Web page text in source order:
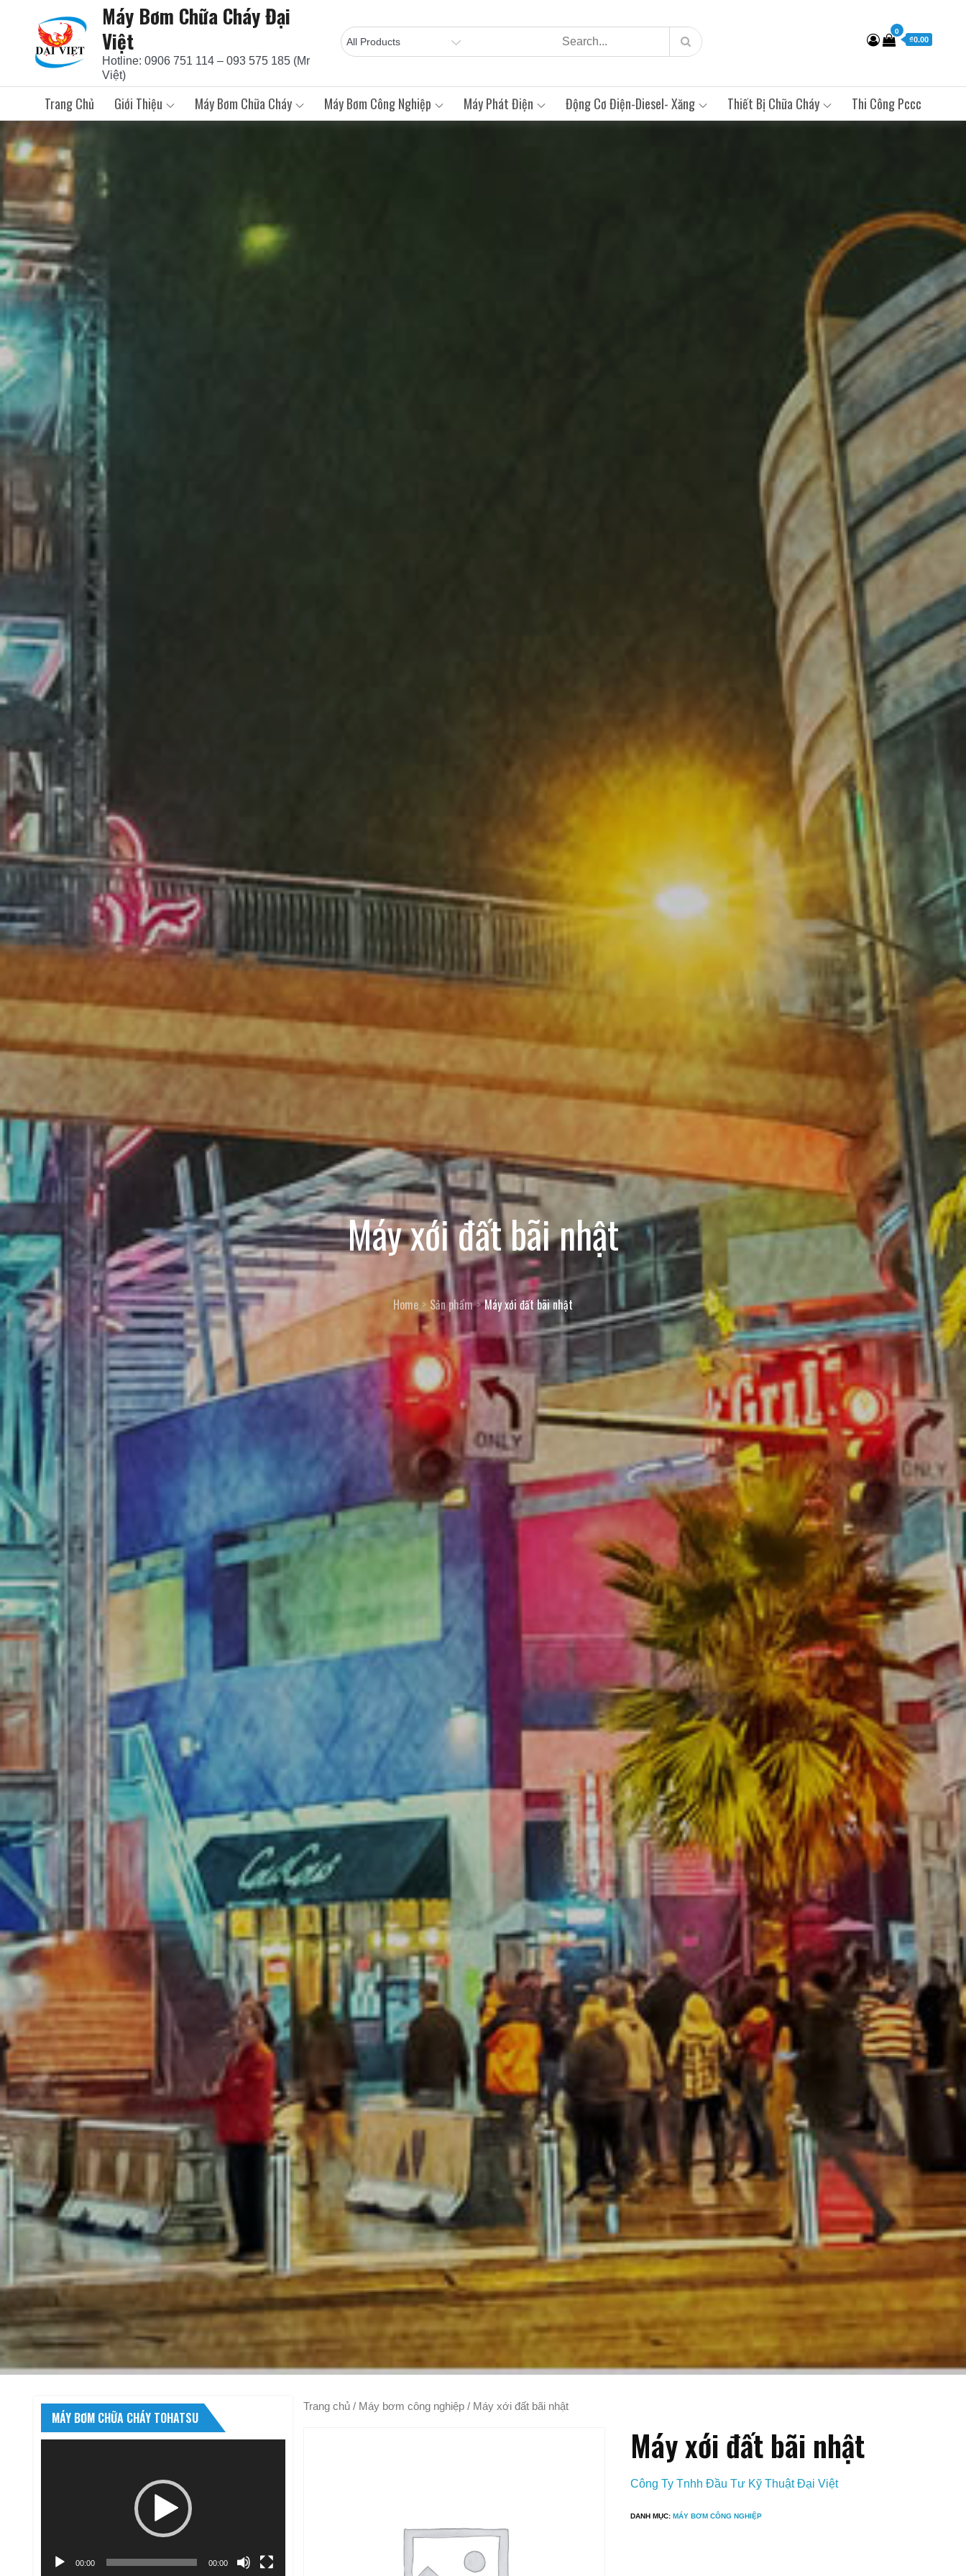
content
Máy Bơm Chữa Cháy Đại
Việt
Hotline: 0906 751 114 – 093 575 185 (Mr
Việt)
0
₫0.00
Trang Chủ Giới Thiệu Máy Bơm Chữa Cháy Máy Bơm Công Nghiệp Máy Phát Điện Động Cơ Điện-Diesel- Xăng Thiết Bị Chữa Cháy Thi Công Pccc
Máy xới đất bãi nhật
Home Sản phẩm Máy xới đất bãi nhật
Trang chủ / Máy bơm công nghiệp / Máy xới đất bãi nhật
Máy xới đất bãi nhật
Công Ty Tnhh Đầu Tư Kỹ Thuật Đại Việt
DANH MỤC: MÁY BƠM CÔNG NGHIỆP
MÁY BƠM CHỮA CHÁY TOHATSU
00:00 00:00